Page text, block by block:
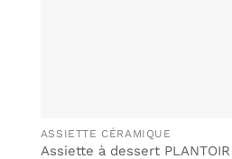
ASSIETTE CÉRAMIQUE
Assiette à dessert PLANTOIR